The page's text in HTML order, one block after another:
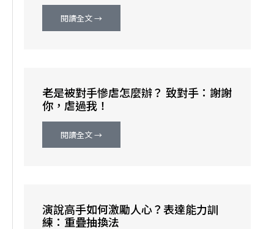
閱讀全文 →
老是被對手慘虐怎麼辦？ 致對手：謝謝
你，虐過我！
閱讀全文 →
演說高手如何激勵人心？表達能力訓
練：重疊抽換法